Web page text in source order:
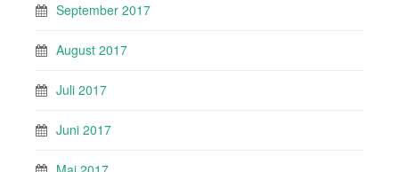
September 2017
August 2017
Juli 2017
Juni 2017